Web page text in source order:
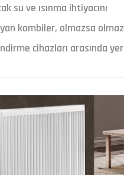
su ve ısınma ihtiyacını
kombiler, olmazsa olmaz
cihazları arasında yer